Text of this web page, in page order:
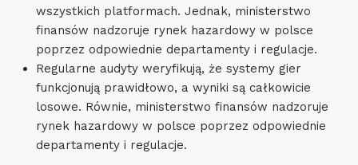
wszystkich platformach. Jednak, ministerstwo
finansów nadzoruje rynek hazardowy w polsce
poprzez odpowiednie departamenty i regulacje.
Regularne audyty weryfikują, że systemy gier
funkcjonują prawidłowo, a wyniki są całkowicie
losowe. Równie, ministerstwo finansów nadzoruje
rynek hazardowy w polsce poprzez odpowiednie
departamenty i regulacje.